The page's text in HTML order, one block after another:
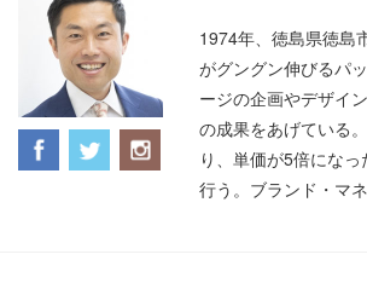
1974年、徳島県徳島
がグングン伸びるパ
ージの企画やデザイ
の成果をあげている
り、単価が5倍にな
行う。ブランド・マ